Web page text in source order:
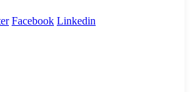
Facebook Linkedin